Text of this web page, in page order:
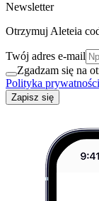
Newsletter
Otrzymuj Aleteia
Twój adres e-mail
Zgadzam się na
Polityka
Zapisz się